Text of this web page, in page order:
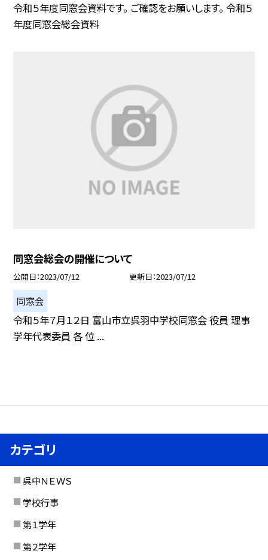
令和５年度同窓会資料です。 ご確認をお願いします。 令和５
年度同窓会総会資料
同窓会総会の開催について
公開日 2023/07/12 更新日 2023/07/12
同窓会
令和５年７月１２日 富山市立呉羽中学校同窓会 役員 理事
学年代表委員 各 位 ...
カテゴリ
呉中ＮＥＷＳ
学校行事
第１学年
第２学年